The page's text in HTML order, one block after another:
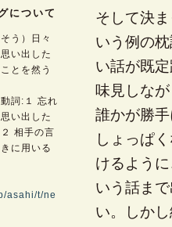
について
う）日々
い出した
とを然う
詞:１ 忘れ
い出した
相手の言
に用いる
asahi/t/ne
そして決
いう例の
い話が既
味見しな
誰かが勝
しょっぱ
けるよう
いう話ま
い。しか